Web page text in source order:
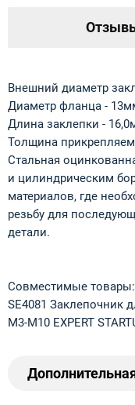
Внешний диаметр
Диаметр фланца -
Длина заклепки -
Толщина
Стальная
и цилиндрическим
материалов, где
резьбу для
детали.
Совместимые товары:
SE4081 Заклепочник
M3-M10 EXPERT